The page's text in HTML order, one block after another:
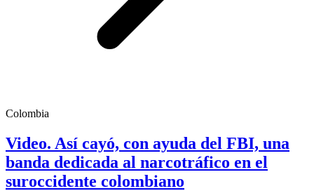
Colombia
Video. Así cayó, con ayuda del FBI, una
banda dedicada al narcotráfico en el
suroccidente colombiano